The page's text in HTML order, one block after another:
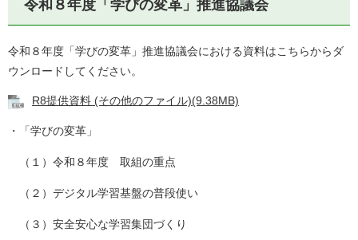
令和８年度「学びの変革」推進協議会
令和８年度「学びの変革」推進協議会における資料はこちらからダ
ウンロードしてください。
R8提供資料 (その他のファイル)(9.38MB)
・「学びの変革」
（１）令和８年度 取組の重点
（２）デジタル学習基盤の普段使い
（３）安全安心な学習集団づくり